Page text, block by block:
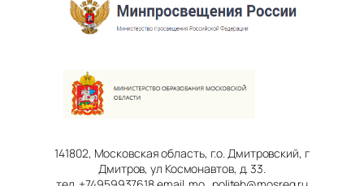
141802, Московская область, г.о. Дмитровский, г
Дмитров, ул Космонавтов, д. 33.